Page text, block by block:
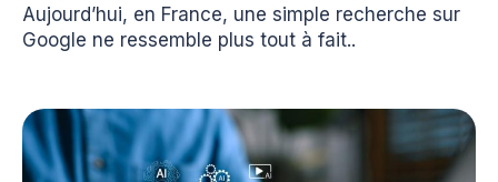
Aujourd’hui, en France, une simple recherche sur
Google ne ressemble plus tout à fait..